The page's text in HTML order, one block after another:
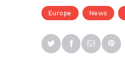
Europe News